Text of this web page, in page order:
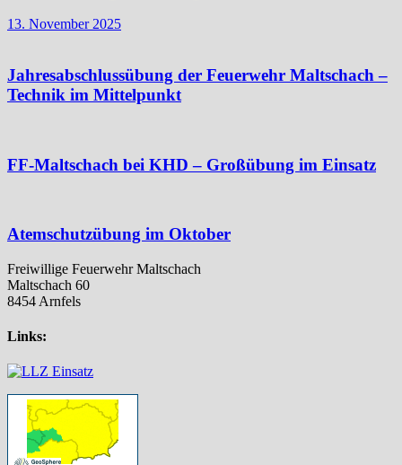
13. November 2025
Jahresabschlussübung der Feuerwehr Maltschach –
Technik im Mittelpunkt
FF-Maltschach bei KHD – Großübung im Einsatz
Atemschutzübung im Oktober
Freiwillige Feuerwehr Maltschach
Maltschach 60
8454 Arnfels
Links: